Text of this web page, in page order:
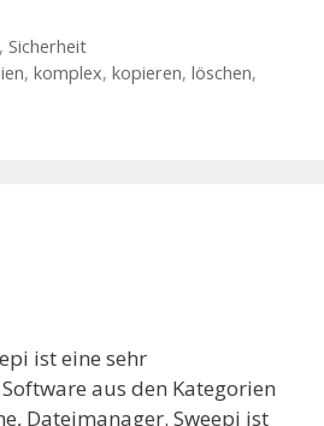
, Sicherheit
, komplex, kopieren, löschen,
ist eine sehr
aus den Kategorien
Dateimanager. Sweepi ist